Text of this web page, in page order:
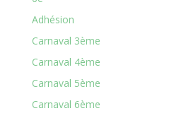
Adhésion
Carnaval 3ème
Carnaval 4ème
Carnaval 5ème
Carnaval 6ème